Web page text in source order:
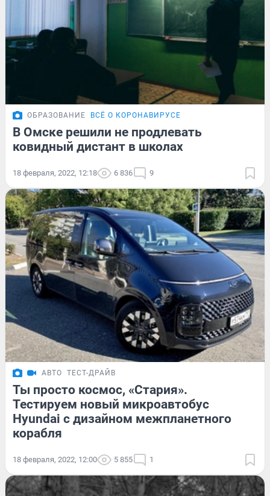
ОБРАЗОВАНИЕ ВСЁ О КОРОНАВИРУСЕ
В Омске решили не продлевать
ковидный дистант в школах
18 февраля, 2022, 12:18 6 836 9
АВТО ТЕСТ-ДРАЙВ
Ты просто космос, «Стария».
Тестируем новый микроавтобус
Hyundai с дизайном межпланетного
корабля
18 февраля, 2022, 12:00 5 855 1